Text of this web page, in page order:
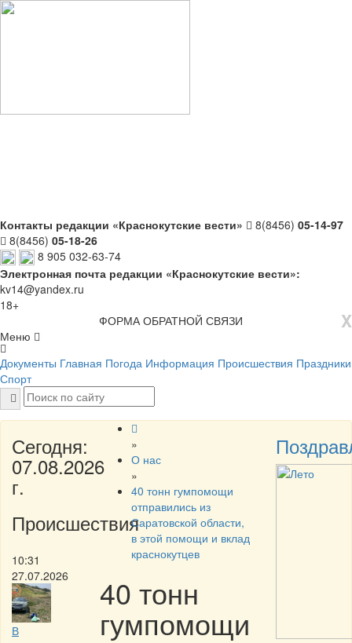
Контакты редакции «Краснокутские вести» 8(8456) 05-14-97
8(8456) 05-18-26
8 905 032-63-74
Электронная почта редакции «Краснокутские вести»:
kv14@yandex.ru
18+
X
ФОРМА ОБРАТНОЙ СВЯЗИ
Меню
Документы Главная Погода Информация Происшествия Праздники
Спорт
Сегодня:
07.08.2026
г.
Происшествия
10:31
27.07.2026
В
»
О нас
»
40 тонн гумпомощи
отправились из
Саратовской области,
в этой помощи и вклад
краснокутцев
40 тонн
гумпомощи